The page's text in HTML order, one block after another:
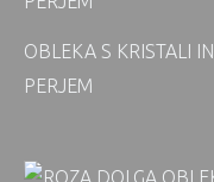
OBLEKA S KRISTALI IN
PERJEM